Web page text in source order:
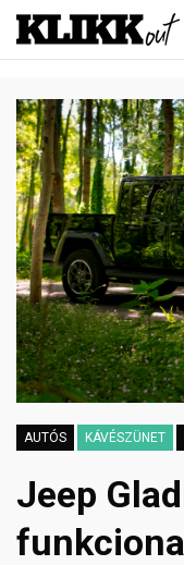
AUTÓS KÁVÉSZÜNET
Jeep